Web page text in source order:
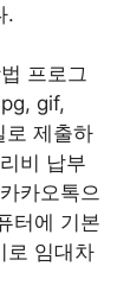
.
프로그
gif,
로 제출하
비 납부
카오톡으
터에 기본
로 임대차